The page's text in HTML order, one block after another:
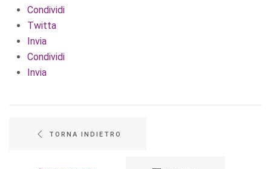
Condividi
Twitta
Invia
Condividi
Invia
TORNA INDIETRO